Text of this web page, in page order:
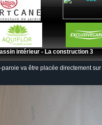
intérieur - La construction 3
va être placée directement